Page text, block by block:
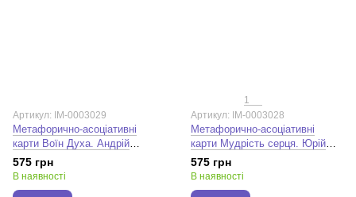
Артикул: IM-0003029
Метафорично-асоціативні
карти Воїн Духа. Андрій
Зелінський
575 грн
В наявності
1
Артикул: IM-0003028
Метафорично-асоціативні
карти Мудрість серця. Юрій
Нагулко
575 грн
В наявності